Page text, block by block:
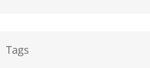
Tags